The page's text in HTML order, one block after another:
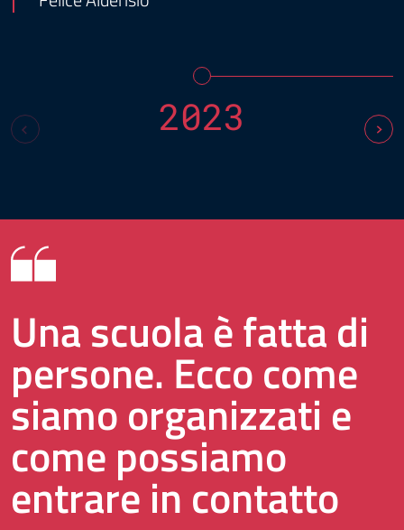
2023
Una scuola è fatta di
persone. Ecco come
siamo organizzati e
come possiamo
entrare in contatto